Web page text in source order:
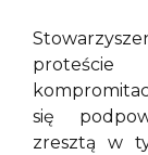
proteście
się
zresztą w